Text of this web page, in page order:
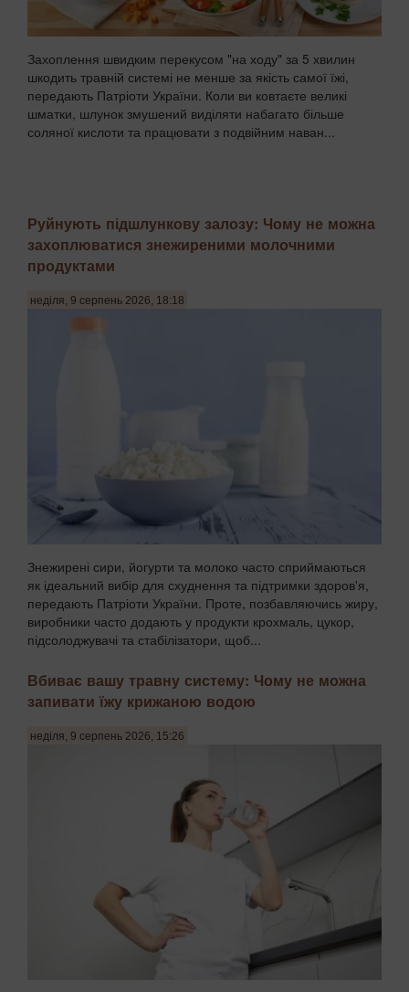
Захоплення швидким перекусом "на ходу" за 5 хвилин
шкодить травній системі не менше за якість самої їжі,
передають Патріоти України. Коли ви ковтаєте великі
шматки, шлунок змушений виділяти набагато більше
соляної кислоти та працювати з подвійним наван...
Руйнують підшлункову залозу: Чому не можна
захоплюватися знежиреними молочними
продуктами
неділя, 9 серпень 2026, 18:18
Знежирені сири, йогурти та молоко часто сприймаються
як ідеальний вибір для схуднення та підтримки здоров'я,
передають Патріоти України. Проте, позбавляючись жиру,
виробники часто додають у продукти крохмаль, цукор,
підсолоджувачі та стабілізатори, щоб...
Вбиває вашу травну систему: Чому не можна
запивати їжу крижаною водою
неділя, 9 серпень 2026, 15:26